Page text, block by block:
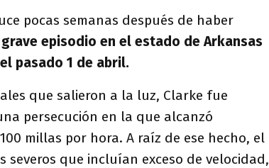
pocas semanas después de haber
grave episodio en el estado de Arkansas
pasado 1 de abril.
que salieron a la luz, Clarke fue
persecución en la que alcanzó
millas por hora. A raíz de ese hecho, el
que incluían exceso de velocidad,